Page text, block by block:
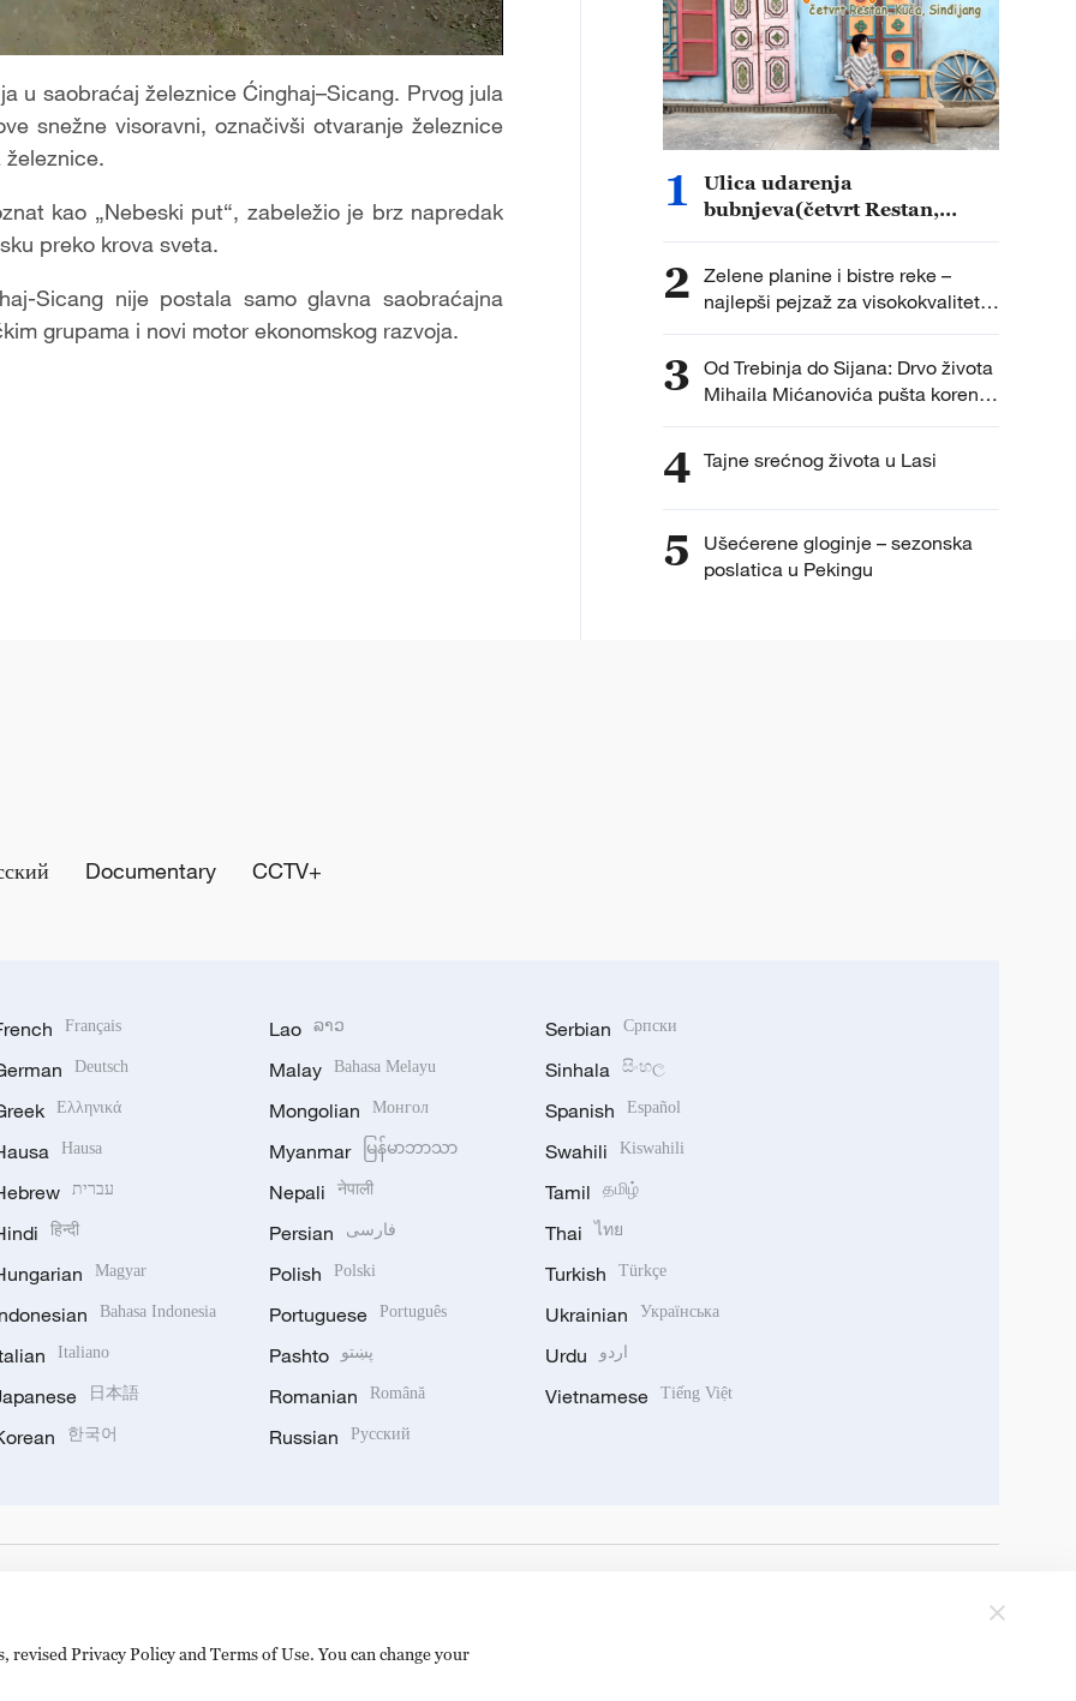
u saobraćaj železnice Ćinghaj–Sicang. Prvog jula
snežne visoravni, označivši otvaranje železnice
kao „Nebeski put“, zabeležio je brz napredak
preko krova sveta.
Sicang nije postala samo glavna saobraćajna
grupama i novi motor ekonomskog razvoja.
1
Ulica udarenja
bubnjeva(četvrt Restan,
2 Zelene planine i bistre reke –
najlepši pejzaž za visokokvalitetni
razvoj Sicanga
3 Od Trebinja do Sijana: Drvo života
Mihaila Mićanovića pušta korenje
u Kini
4 Tajne srećnog života u Lasi
5
Ušećerene gloginje – sezonska
poslatica u Pekingu
Documentary CCTV+
Français
Deutsch
Ελληνικά
Hausa
עברית
हिन्दी
Magyar
Bahasa Indonesia
Italiano
日本語
한국어
Lao ລາວ
Malay Bahasa Melayu
Mongolian Монгол
Myanmar မြန်မာဘာသာ
Nepali नेपाली
Persian فارسی
Polish Polski
Portuguese Português
Pashto پښتو
Romanian Română
Russian Русский
Serbian Српски
Sinhala සිංහල
Spanish Español
Swahili Kiswahili
Tamil தமிழ்
Thai ไทย
Turkish Türkçe
Ukrainian Українська
Urdu اردو
Vietnamese Tiếng Việt
Privacy Policy and Terms of Use. You can change your